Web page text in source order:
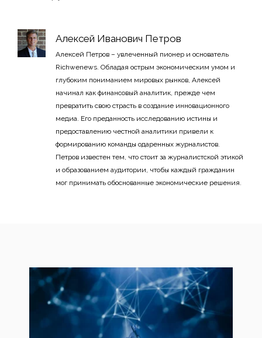
Алексей Иванович Петров
Алексей Петров – увлеченный пионер и основатель
Richwenews. Обладая острым экономическим умом и
глубоким пониманием мировых рынков, Алексей
начинал как финансовый аналитик, прежде чем
превратить свою страсть в создание инновационного
медиа. Его преданность исследованию истины и
предоставлению честной аналитики привели к
формированию команды одаренных журналистов.
Петров известен тем, что стоит за журналистской этикой
и образованием аудитории, чтобы каждый гражданин
мог принимать обоснованные экономические решения.